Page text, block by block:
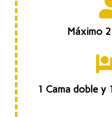
Máximo
1 Cama doble y